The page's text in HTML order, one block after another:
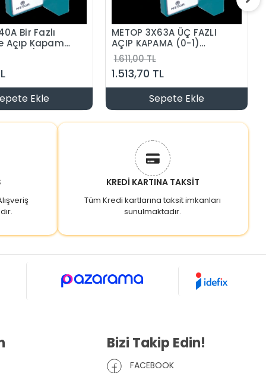
Bir Fazlı
Açıp Kapama
Ekle
METOP 3X63A ÜÇ FAZLI
AÇIP KAPAMA (0-1)
ŞALTER
1.611,00 TL
1.513,70 TL
Sepete Ekle
KREDİ KARTINA TAKSİT
Tüm Kredi kartlarına taksit imkanları
sunulmaktadır.
Bizi Takip Edin!
FACEBOOK